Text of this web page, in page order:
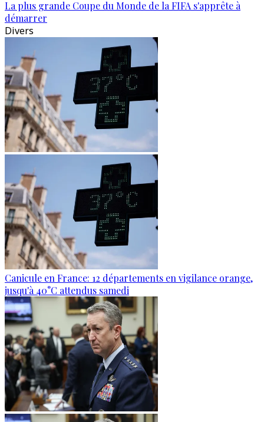
La plus grande Coupe du Monde de la FIFA s'apprête à
démarrer
Divers
Canicule en France: 12 départements en vigilance orange,
jusqu'à 40°C attendus samedi